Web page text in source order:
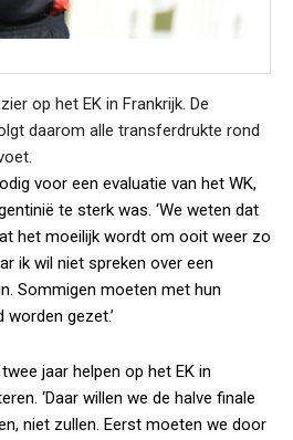
op het EK in Frankrijk. De
daarom alle transferdrukte rond
voor een evaluatie van het WK,
te sterk was. ‘We weten dat
het moeilijk wordt om ooit weer zo
ik wil niet spreken over een
Sommigen moeten met hun
gezet.’
jaar helpen op het EK in
‘Daar willen we de halve finale
niet zullen. Eerst moeten we door